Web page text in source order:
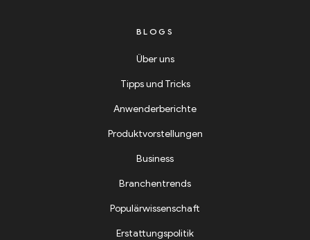
BLOGS
Über uns
Tipps und Tricks
Anwenderberichte
Produktvorstellungen
Business
Branchentrends
Populärwissenschaft
Erstattungspolitik